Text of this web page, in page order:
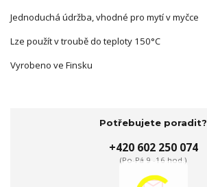
Jednoduchá údržba, vhodné pro mytí v myčce
Lze použít v troubě do teploty 150°C
Vyrobeno ve Finsku
Potřebujete poradit?
+420 602 250 074
(Po-Pá 9 -16 hod.)